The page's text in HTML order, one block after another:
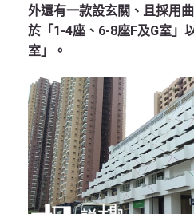
外還有一款設玄關、且採用
於「1-4座、6-8座F及G室」
室」。